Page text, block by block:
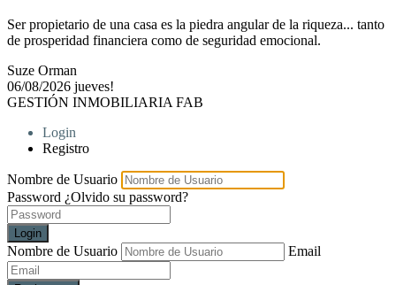
Ser propietario de una casa es la piedra angular de la riqueza... tanto
de prosperidad financiera como de seguridad emocional.
Suze Orman
06/08/2026 jueves!
GESTIÓN INMOBILIARIA FAB
Login
Registro
Nombre de Usuario
Password ¿Olvido su password?
Login
Nombre de Usuario Email